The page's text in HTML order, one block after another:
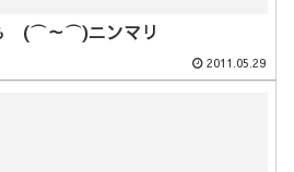
(⌒～⌒)ニンマリ
2011.05.29